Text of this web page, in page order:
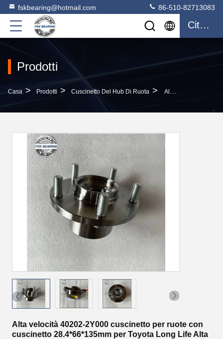
fskbearing@hotmail.com 86-510-82713083
Citazione
Prodotti
Casa > Prodotti > Cuscinetto Del Hub Di Ruota > Alta Velocità 40202-2Y000 Cuscinetto Per Ruote Con Cuscinetto 28.4*66*135mm Per Toyota Long Life Alta Durezza E Resistenza All'usura
Alta velocità 40202-2Y000 cuscinetto per ruote con
cuscinetto 28.4*66*135mm per Toyota Long Life Alta